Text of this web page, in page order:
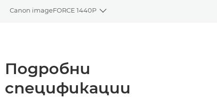
Canon imageFORCE 1440P
Toggle breadcrumbs
Подробни
спецификации